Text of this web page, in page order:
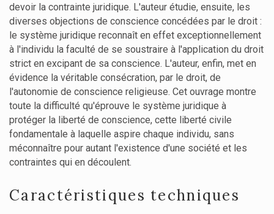
devoir la contrainte juridique. L'auteur étudie, ensuite, les
diverses objections de conscience concédées par le droit :
le système juridique reconnaît en effet exceptionnellement
à l'individu la faculté de se soustraire à l'application du droit
strict en excipant de sa conscience. L'auteur, enfin, met en
évidence la véritable consécration, par le droit, de
l'autonomie de conscience religieuse. Cet ouvrage montre
toute la difficulté qu'éprouve le système juridique à
protéger la liberté de conscience, cette liberté civile
fondamentale à laquelle aspire chaque individu, sans
méconnaître pour autant l'existence d'une société et les
contraintes qui en découlent.
Caractéristiques techniques